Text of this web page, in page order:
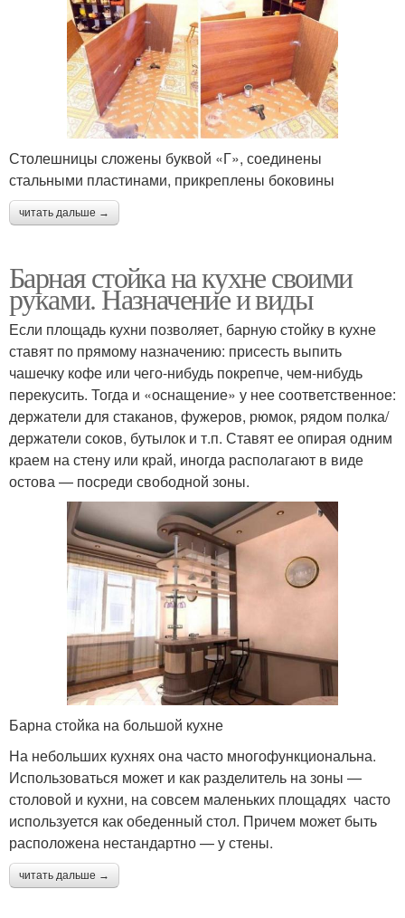
Столешницы сложены буквой «Г», соединены
стальными пластинами, прикреплены боковины
читать дальше →
Барная стойка на кухне своими
руками. Назначение и виды
Если площадь кухни позволяет, барную стойку в кухне
ставят по прямому назначению: присесть выпить
чашечку кофе или чего-нибудь покрепче, чем-нибудь
перекусить. Тогда и «оснащение» у нее соответственное:
держатели для стаканов, фужеров, рюмок, рядом полка/
держатели соков, бутылок и т.п. Ставят ее опирая одним
краем на стену или край, иногда располагают в виде
остова — посреди свободной зоны.
Барна стойка на большой кухне
На небольших кухнях она часто многофункциональна.
Использоваться может и как разделитель на зоны —
столовой и кухни, на совсем маленьких площадях часто
используется как обеденный стол. Причем может быть
расположена нестандартно — у стены.
читать дальше →